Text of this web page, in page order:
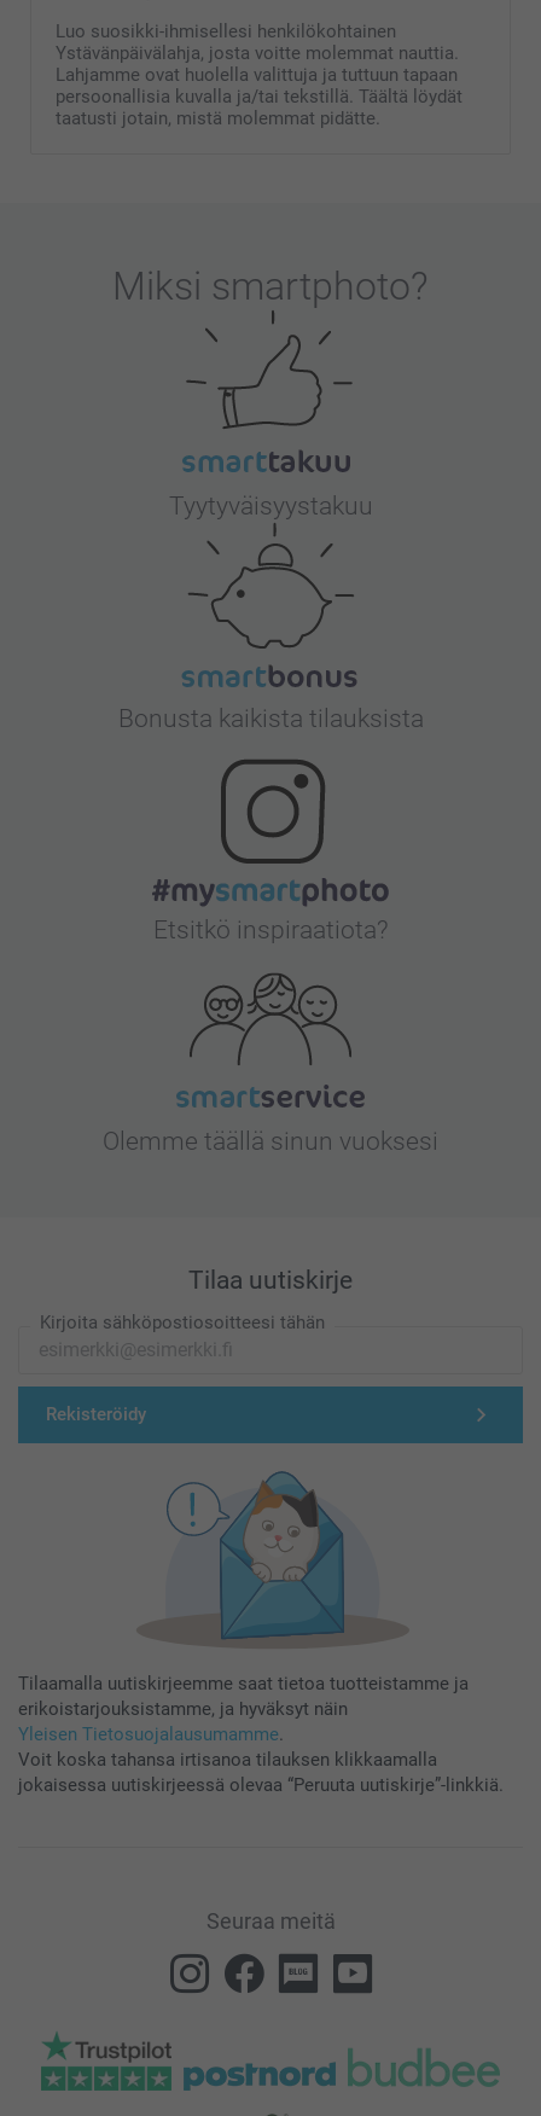
Luo suosikki-ihmisellesi henkilökohtainen
Ystävänpäivälahja, josta voitte molemmat nauttia.
Lahjamme ovat huolella valittuja ja tuttuun tapaan
persoonallisia kuvalla ja/tai tekstillä. Täältä löydät
taatusti jotain, mistä molemmat pidätte.
Miksi smartphoto?
Tyytyväisyystakuu
Bonusta kaikista tilauksista
Etsitkö inspiraatiota?
Olemme täällä sinun vuoksesi
Tilaa uutiskirje
Kirjoita sähköpostiosoitteesi tähän
Rekisteröidy
Tilaamalla uutiskirjeemme saat tietoa tuotteistamme ja
erikoistarjouksistamme, ja hyväksyt näin
Yleisen Tietosuojalausumamme.
Voit koska tahansa irtisanoa tilauksen klikkaamalla
jokaisessa uutiskirjeessä olevaa “Peruuta uutiskirje”-linkkiä.
Seuraa meitä